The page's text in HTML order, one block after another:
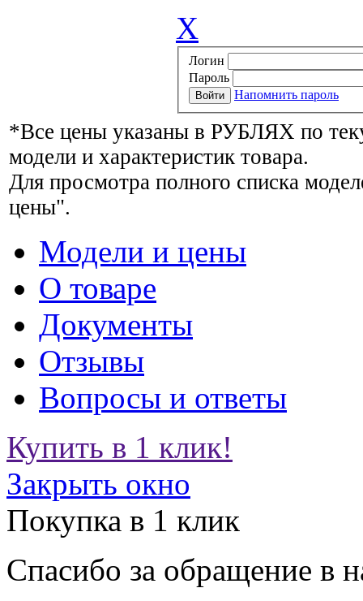
X
Логин
Пароль
Напомнить пароль
*Все цены указаны в РУБЛЯХ по
модели и характеристик товара.
Для просмотра полного списка
цены".
Модели и цены
О товаре
Документы
Отзывы
Вопросы и ответы
Купить в 1 клик!
Закрыть окно
Покупка в 1 клик
Спасибо за обращение в